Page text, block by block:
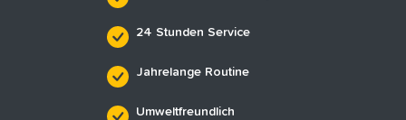
24 Stunden Service
Jahrelange Routine
Umweltfreundlich